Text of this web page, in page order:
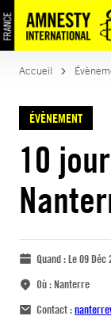
Accueil
ÉVÈNEMENT
10
Quand :Le 09 Déc
Où :Nanterre
Contact :